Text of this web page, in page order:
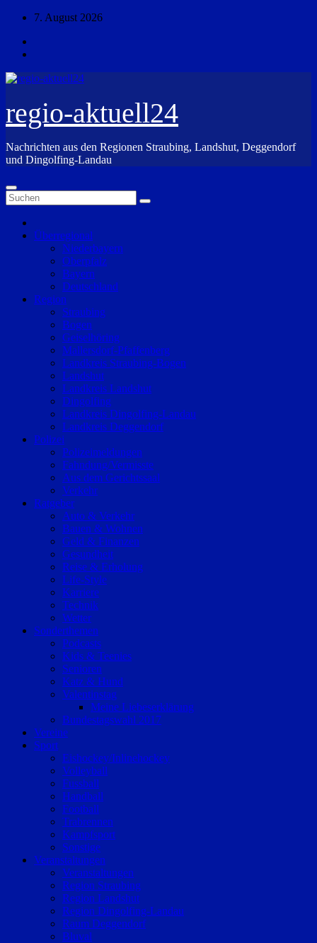
Zum
springen
7. August 2026
regio-aktuell24
Nachrichten aus den Regionen Straubing, Landshut, Deggendorf
und Dingolfing-Landau
Überregional
Niederbayern
Oberpfalz
Bayern
Deutschland
Region
Straubing
Bogen
Geiselhöring
Mallersdorf-Pfaffenberg
Landkreis Straubing-Bogen
Landshut
Landkreis Landshut
Dingolfing
Landkreis Dingolfing-Landau
Landkreis Deggendorf
Polizei
Polizeimeldungen
Fahndung/Vermisste
Aus dem Gerichtssaal
Verkehr
Ratgeber
Auto & Verkehr
Bauen & Wohnen
Geld & Finanzen
Gesundheit
Reise & Erholung
Life-Style
Karriere
Technik
Wetter
Sonderthemen
Podcasts
Kids & Teenies
Senioren
Katz & Hund
Valentinstag
Meine Liebeserklärung
Bundestagswahl 2017
Vereine
Sport
Eishockey/Inlinehockey
Volleyball
Fussball
Handball
Football
Trabrennen
Kampfsport
Sonstige
Veranstaltungen
Veranstaltungen
Region Straubing
Region Landshut
Region Dingolfing-Landau
Raum Deggendorf
Bluval